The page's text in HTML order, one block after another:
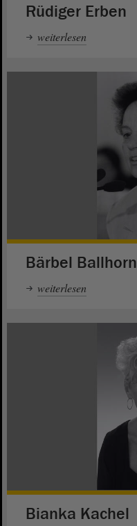
Rüdiger Erben
weiterlesen
Bärbel Ballhorn
weiterlesen
Bianka Kachel